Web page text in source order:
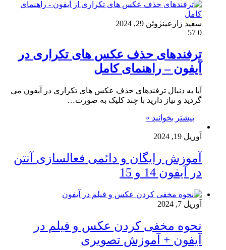
سعید زارعینژوئن 29, 2024
0
ترفندهای حذف عکس های تکراری در
آیفون – راهنمای کامل
آیا به دنبال ترفندهای حذف عکس های تکراری در آیفون می
گردید و نیاز دارید با چند کلیک به صورت…
بیشتر بخوانید »
آوریل 19, 2024
آموزش رایگان و دائمی فعالسازی آنتن
در آیفون 14 و 15
آوریل 7, 2024
نحوه مخفی کردن عکس و فیلم در
آیفون + آموزش تصویری